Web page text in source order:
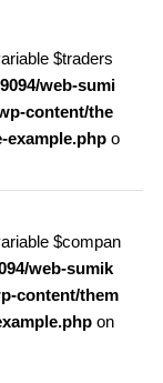
$traders
web-sumi
content/the
example.phpo
$compan
web-sumik
content/them
on